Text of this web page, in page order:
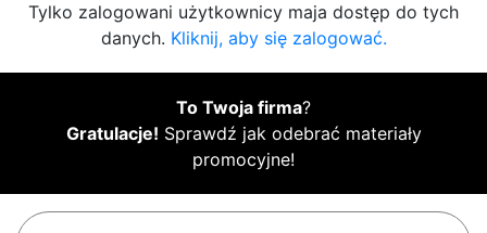
Tylko zalogowani użytkownicy maja dostęp do tych
danych. Kliknij, aby się zalogować.
To Twoja firma?
Gratulacje! Sprawdź jak odebrać materiały
promocyjne!